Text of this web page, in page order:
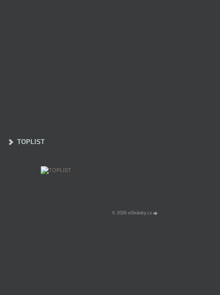
TOPLIST
© 2026 eStránky.cz